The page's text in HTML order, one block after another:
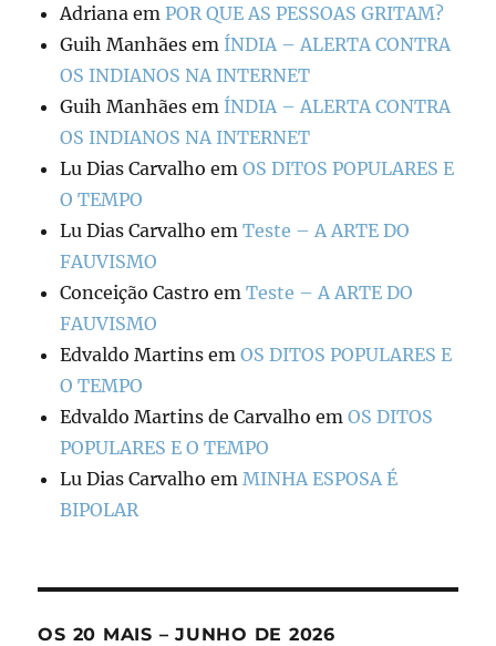
Adriana em POR QUE AS PESSOAS GRITAM?
Guih Manhães em ÍNDIA – ALERTA CONTRA
OS INDIANOS NA INTERNET
Guih Manhães em ÍNDIA – ALERTA CONTRA
OS INDIANOS NA INTERNET
Lu Dias Carvalho emOS DITOS POPULARES E
O TEMPO
Lu Dias Carvalho emTeste – A ARTE DO
FAUVISMO
Conceição Castro emTeste – A ARTE DO
FAUVISMO
Edvaldo Martins emOS DITOS POPULARES E
O TEMPO
Edvaldo Martins de Carvalho emOS DITOS
POPULARES E O TEMPO
Lu Dias Carvalho em MINHA ESPOSA É
BIPOLAR
OS 20 MAIS – JUNHO DE 2026